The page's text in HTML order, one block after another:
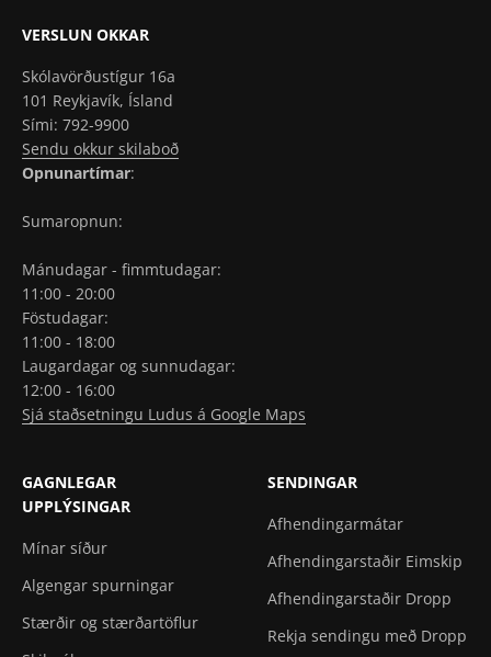
VERSLUN OKKAR
Skólavörðustígur 16a
101 Reykjavík, Ísland
Sími: 792-9900
Sendu okkur skilaboð
Opnunartímar:
Sumaropnun:
Mánudagar - fimmtudagar:
11:00 - 20:00
Föstudagar:
11:00 - 18:00
Laugardagar og sunnudagar:
12:00 - 16:00
Sjá staðsetningu Ludus á Google Maps
GAGNLEGAR
UPPLÝSINGAR
Mínar síður
Algengar spurningar
Stærðir og stærðartöflur
SENDINGAR
Afhendingarmátar
Afhendingarstaðir Eimskip
Afhendingarstaðir Dropp
Rekja sendingu með Dropp